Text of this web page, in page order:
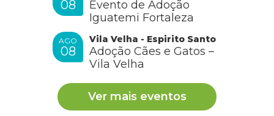
08
Evento de Adoção
Iguatemi Fortaleza
AGO
08
Vila Velha - Espirito Santo
Adoção Cães e Gatos –
Vila Velha
Ver mais eventos